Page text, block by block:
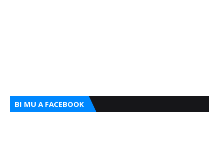
BI MU A FACEBOOK